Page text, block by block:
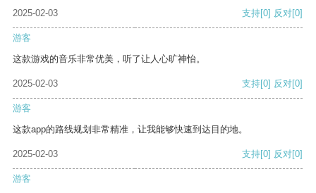
2025-02-03 支持[0] 反对[0]
游客
这款游戏的音乐非常优美，听了让人心旷神怡。
2025-02-03 支持[0] 反对[0]
游客
这款app的路线规划非常精准，让我能够快速到达目的地。
2025-02-03 支持[0] 反对[0]
游客